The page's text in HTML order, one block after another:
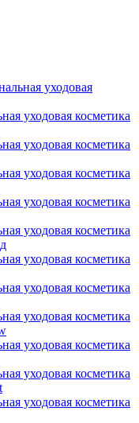
уходовая
уходовая косметика
уходовая косметика
уходовая косметика
уходовая косметика
уходовая косметика
уходовая косметика
уходовая косметика
уходовая косметика
уходовая косметика
уходовая косметика
уходовая косметика